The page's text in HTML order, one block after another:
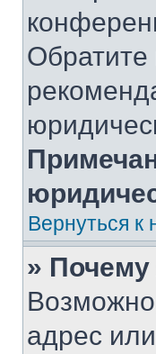
Вернуться к
» Почему
адрес